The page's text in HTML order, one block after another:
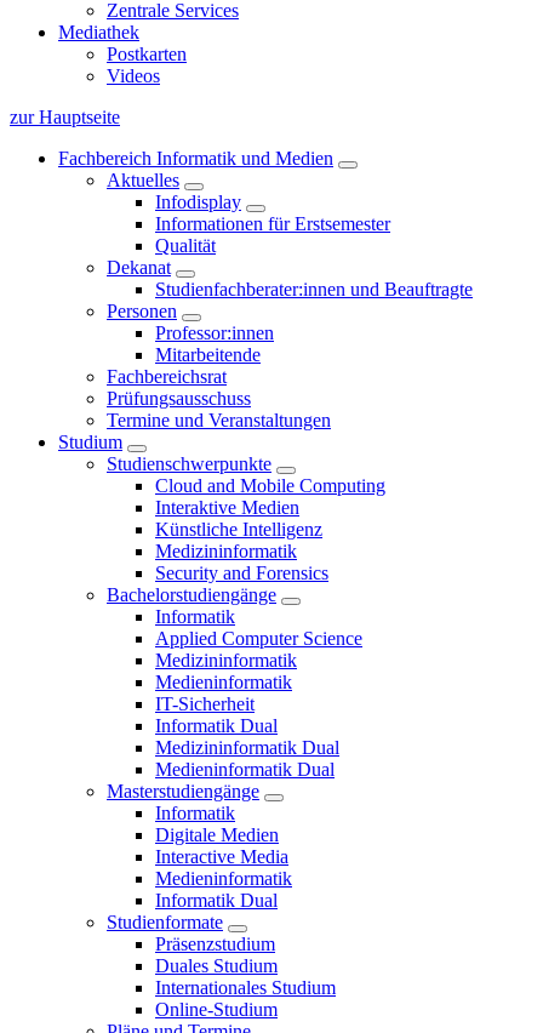
Zentrale Services
Mediathek
Postkarten
Videos
zur Hauptseite
Fachbereich Informatik und Medien
Aktuelles
Infodisplay
Informationen für Erstsemester
Qualität
Dekanat
Studienfachberater:innen und Beauftragte
Personen
Professor:innen
Mitarbeitende
Fachbereichsrat
Prüfungsausschuss
Termine und Veranstaltungen
Studium
Studienschwerpunkte
Cloud and Mobile Computing
Interaktive Medien
Künstliche Intelligenz
Medizininformatik
Security and Forensics
Bachelorstudiengänge
Informatik
Applied Computer Science
Medizininformatik
Medieninformatik
IT-Sicherheit
Informatik Dual
Medizininformatik Dual
Medieninformatik Dual
Masterstudiengänge
Informatik
Digitale Medien
Interactive Media
Medieninformatik
Informatik Dual
Studienformate
Präsenzstudium
Duales Studium
Internationales Studium
Online-Studium